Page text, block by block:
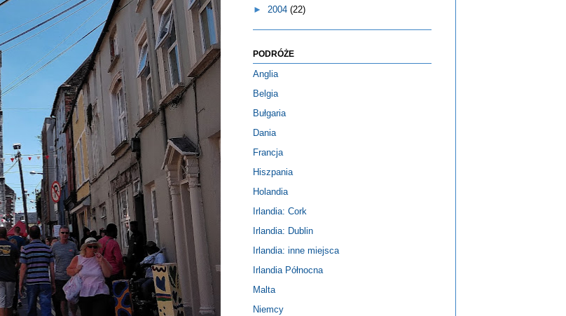
► 2004 (22)
PODRÓŻE
Anglia
Belgia
Bułgaria
Dania
Francja
Hiszpania
Holandia
Irlandia: Cork
Irlandia: Dublin
Irlandia: inne miejsca
Irlandia Północna
Malta
Niemcy